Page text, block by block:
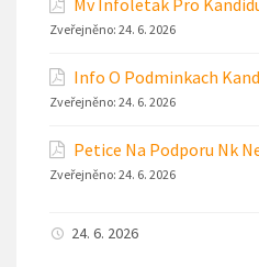
Zveřejněno: 24. 6. 2026
Info O Podminkach
Zveřejněno: 24. 6. 2026
Petice Na Podporu Nk
Zveřejněno: 24. 6. 2026
24. 6. 2026